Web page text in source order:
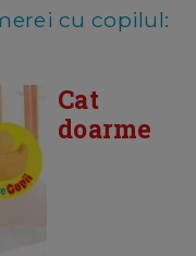
cu copilul:
Cat
doarme